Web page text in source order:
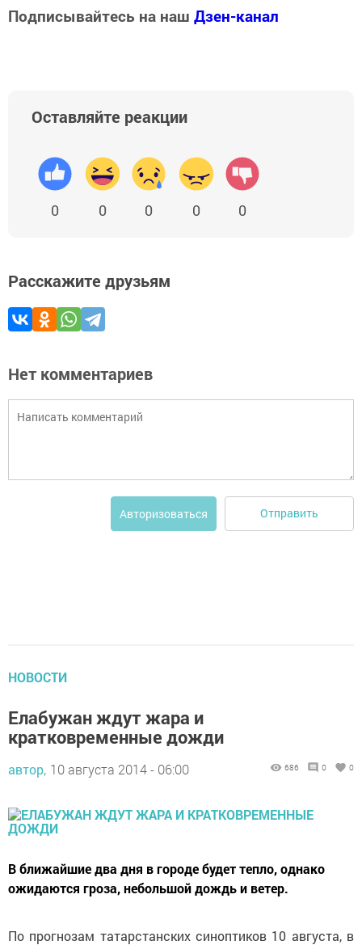
Подписывайтесь на наш Дзен-канал
Оставляйте реакции
0 0 0 0 0
Расскажите друзьям
Нет комментариев
Авторизоваться Отправить
НОВОСТИ
Елабужан ждут жара и
кратковременные дожди
автор, 10 августа 2014 - 06:00 686 0 0
В ближайшие два дня в городе будет тепло, однако
ожидаются гроза, небольшой дождь и ветер.
По прогнозам татарстанских синоптиков 10 августа, в